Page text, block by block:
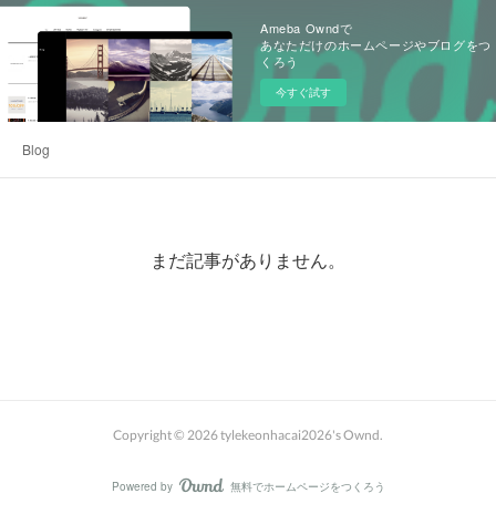
Ameba Owndで
あなただけのホームページやブログをつ
くろう
今すぐ試す
Blog
まだ記事がありません。
Copyright © 2026tylekeonhacai2026's Ownd.
Powered by AmebaOwnd
無料でホームページをつくろう